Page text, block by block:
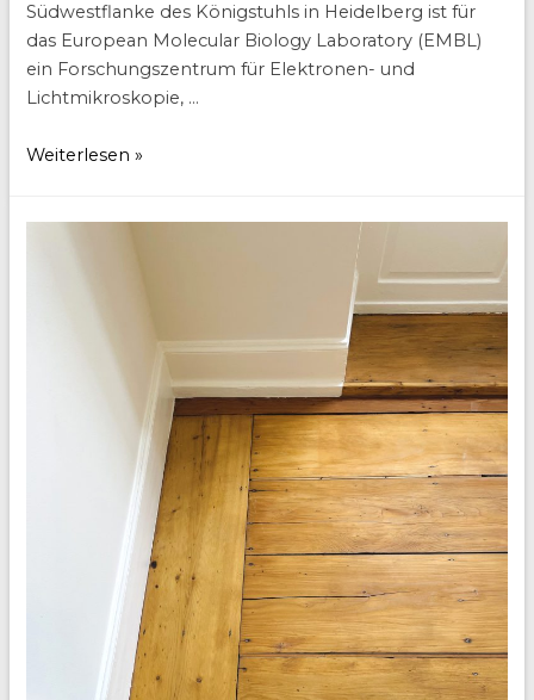
Südwestflanke des Königstuhls in Heidelberg ist für
das European Molecular Biology Laboratory (EMBL)
ein Forschungszentrum für Elektronen- und
Lichtmikroskopie, …
EMBL
Weiterlesen »